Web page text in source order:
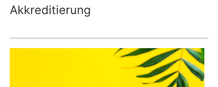
Akkreditierung